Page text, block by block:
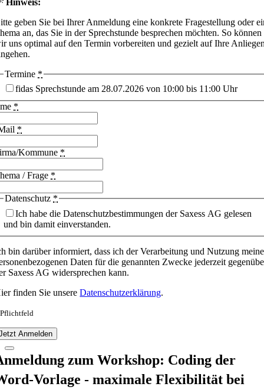
geben Sie bei Ihrer Anmeldung eine konkrete Fragestellung oder
an, das Sie in der Sprechstunde besprechen möchten. So können
uns optimal auf den Termin vorbereiten und gezielt auf Ihre
Termine *
fidas Sprechstunde am 28.07.2026 von 10:00 bis 11:00 Uhr
*
*
Kommune *
/ Frage *
Datenschutz *
Ich habe die Datenschutzbestimmungen der Saxess AG gelesen
und bin damit einverstanden.
bin darüber informiert, dass ich der Verarbeitung und Nutzung
Daten für die genannten Zwecke jederzeit
Saxess AG widersprechen kann.
finden Sie unsereDatenschutzerklärung.
Anmelden
zum Workshop: Coding der
Vorlage - maximale Flexibilität bei